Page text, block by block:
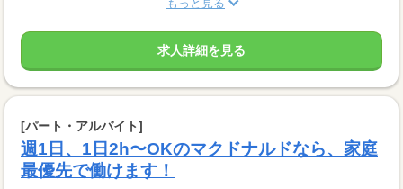
もっと見る
求人詳細を見る
[パート・アルバイト]
週1日、1日2h〜OKのマクドナルドなら、家庭
最優先で働けます！